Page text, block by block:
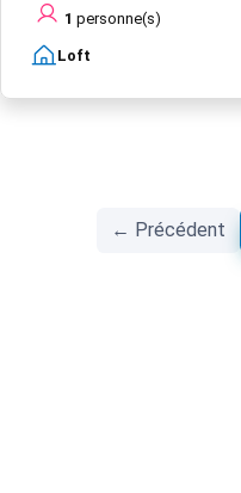
1 personne(s)
Loft
← Précédent